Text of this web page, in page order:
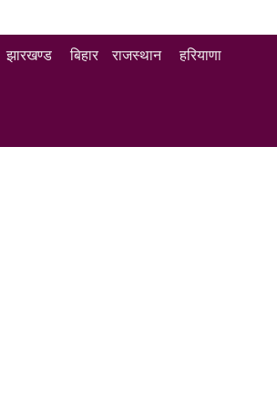
झारखण्ड बिहार राजस्थान हरियाणा